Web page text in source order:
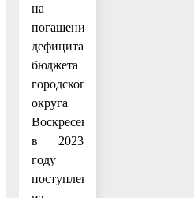
на
погашение
дефицита
бюджета
городского
округа
Воскресенск
в 2023
году
поступления